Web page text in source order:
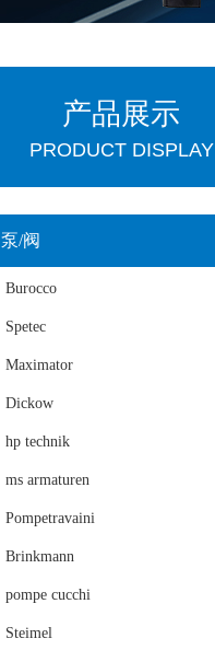
产品展示
PRODUCT DISPLAY
泵/阀
Burocco
Spetec
Maximator
Dickow
hp technik
ms armaturen
Pompetravaini
Brinkmann
pompe cucchi
Steimel